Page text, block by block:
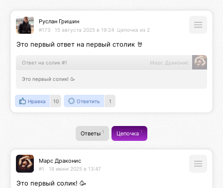
Руслан Гришин
#173 15 августа 2025 в 19:24 Цепочка из 2
Это первый ответ на первый столик 🤘
Ответ на солик #1 Марс Драконис
Это первый солик! 🥳
Нравка 10 Ответить 1
Ответы 1 Цепочка1
Марс Драконис
#1 18 июня 2025 в 13:47
Это первый солик! 🥳